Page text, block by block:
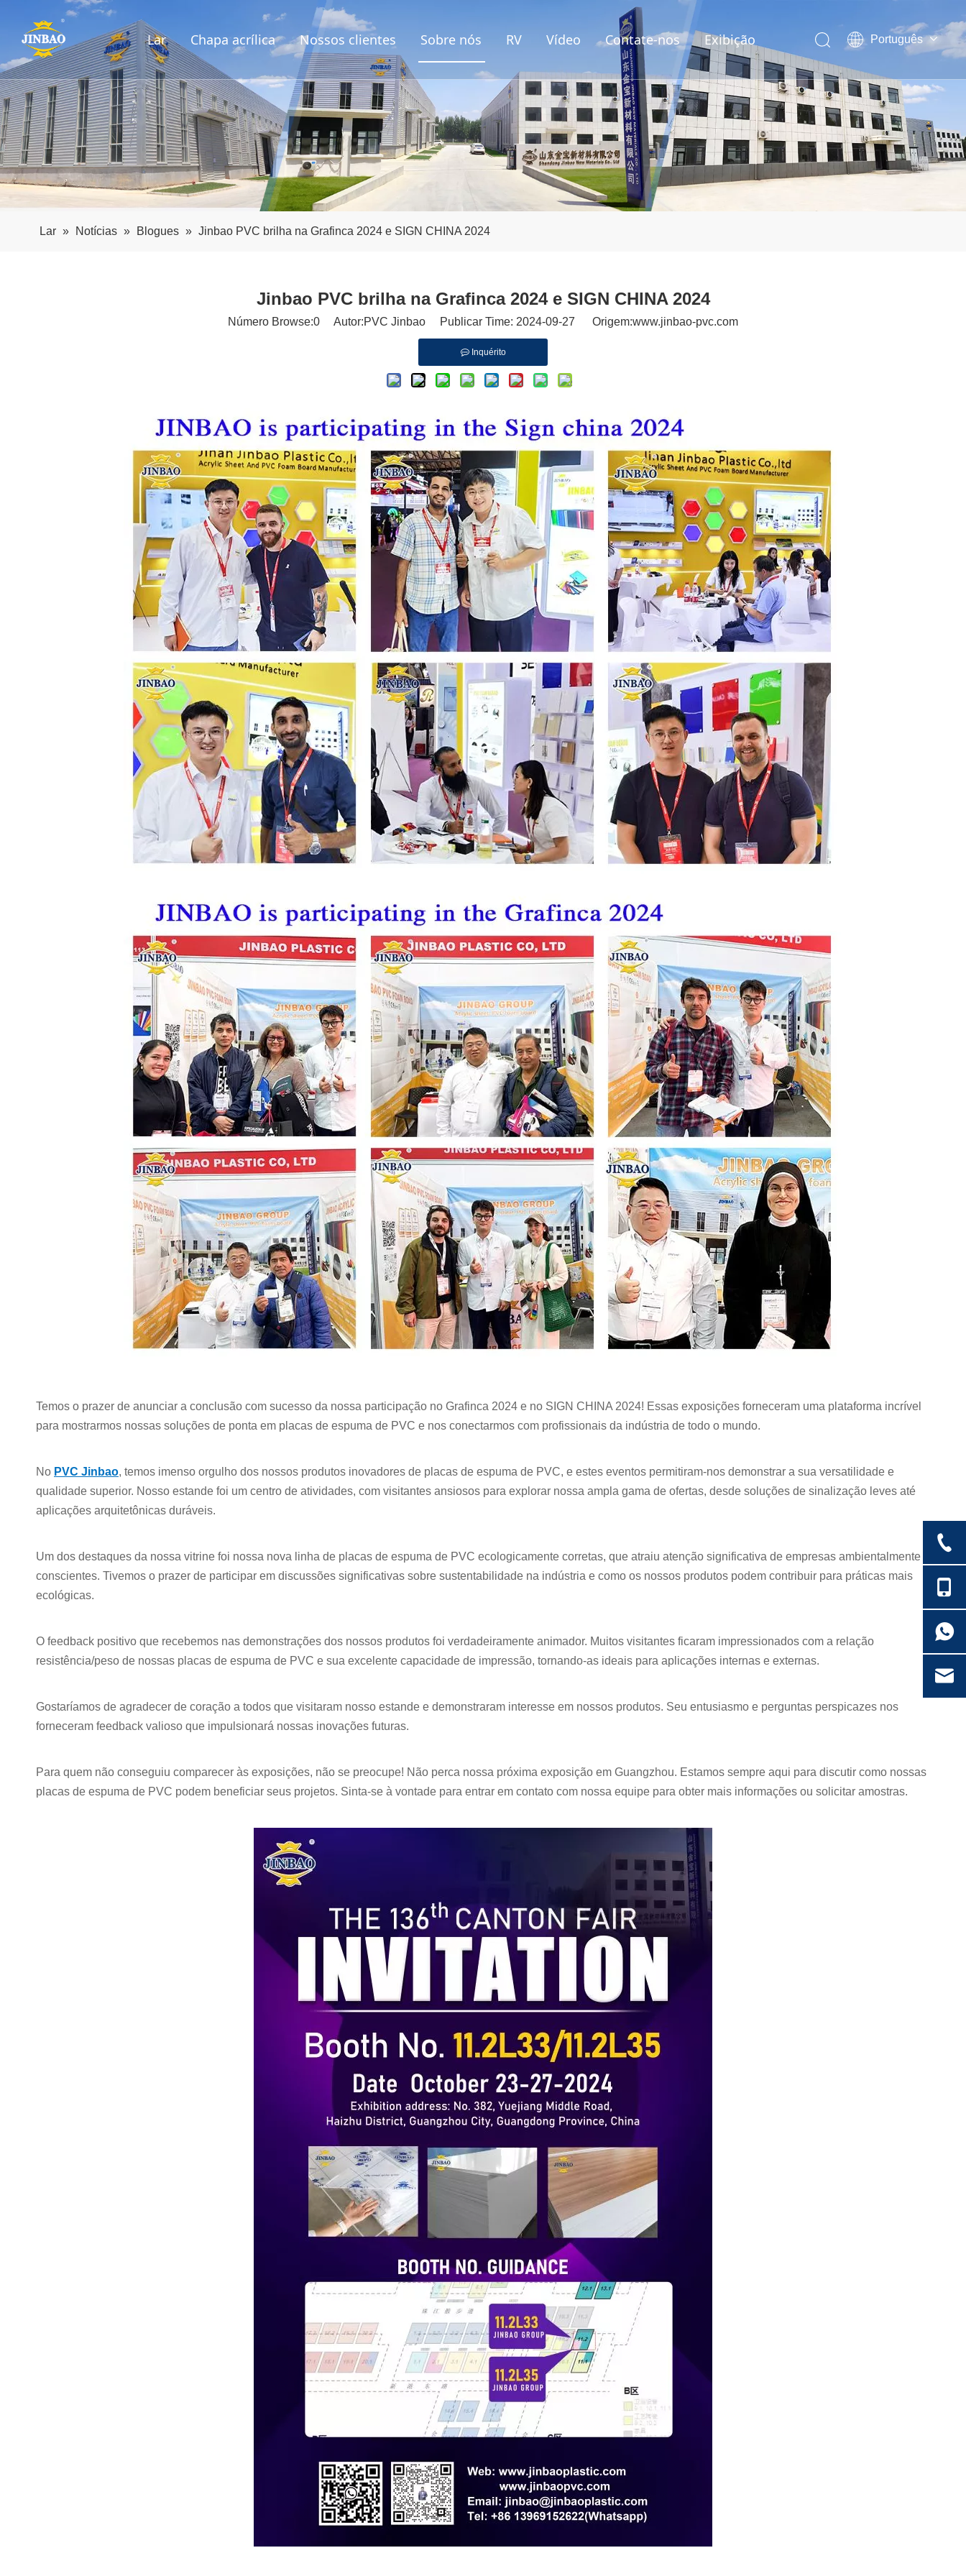
Lar Chapa acrílica Nossos clientes Sobre nós RV Vídeo Contate-nos Exibição Português
العربية
Pусский
Español
Lar » Notícias » Blogues » Jinbao PVC brilha na Grafinca 2024 e SIGN CHINA 2024
Jinbao PVC brilha na Grafinca 2024 e SIGN CHINA 2024
Número Browse:0 Autor:PVC Jinbao Publicar Time: 2024-09-27 Origem:www.jinbao-pvc.com
Inquérito
Temos o prazer de anunciar a conclusão com sucesso da nossa participação no Grafinca 2024 e no SIGN CHINA 2024! Essas exposições forneceram uma plataforma incrível
para mostrarmos nossas soluções de ponta em placas de espuma de PVC e nos conectarmos com profissionais da indústria de todo o mundo.
No PVC Jinbao, temos imenso orgulho dos nossos produtos inovadores de placas de espuma de PVC, e estes eventos permitiram-nos demonstrar a sua versatilidade e
qualidade superior. Nosso estande foi um centro de atividades, com visitantes ansiosos para explorar nossa ampla gama de ofertas, desde soluções de sinalização leves até
aplicações arquitetônicas duráveis.
Um dos destaques da nossa vitrine foi nossa nova linha de placas de espuma de PVC ecologicamente corretas, que atraiu atenção significativa de empresas ambientalmente
conscientes. Tivemos o prazer de participar em discussões significativas sobre sustentabilidade na indústria e como os nossos produtos podem contribuir para práticas mais
ecológicas.
O feedback positivo que recebemos nas demonstrações dos nossos produtos foi verdadeiramente animador. Muitos visitantes ficaram impressionados com a relação
resistência/peso de nossas placas de espuma de PVC e sua excelente capacidade de impressão, tornando-as ideais para aplicações internas e externas.
Gostaríamos de agradecer de coração a todos que visitaram nosso estande e demonstraram interesse em nossos produtos. Seu entusiasmo e perguntas perspicazes nos
forneceram feedback valioso que impulsionará nossas inovações futuras.
Para quem não conseguiu comparecer às exposições, não se preocupe! Não perca nossa próxima exposição em Guangzhou. Estamos sempre aqui para discutir como nossas
placas de espuma de PVC podem beneficiar seus projetos. Sinta-se à vontade para entrar em contato com nossa equipe para obter mais informações ou solicitar amostras.